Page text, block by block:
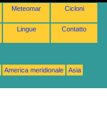
Meteomar Cicloni
Lingue Contatto
America meridionale
Asia